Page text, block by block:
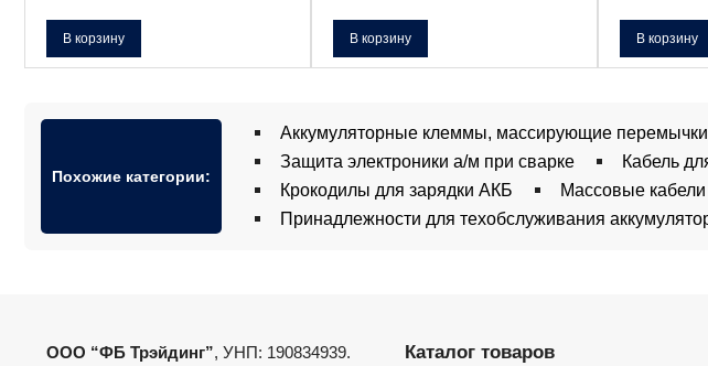
В корзину В корзину В корзину
Похожие категории:
Аккумуляторные клеммы, массирующие перемычки
Защита электроники а/м при сварке
Кабель
Крокодилы для зарядки АКБ
Массовые кабели
Принадлежности для техобслуживания
ООО “ФБ Трэйдинг”, УНП: 190834939. Каталог товаров